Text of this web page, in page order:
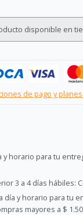
disponible en
de pago y
y horario para tu
3 a 4 días hábiles:
día y horario para tu
mayores a $